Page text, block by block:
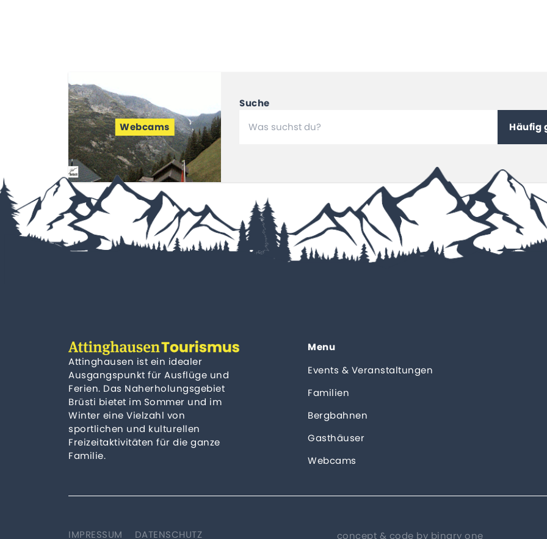
Webcams
Suche
Häufig
Attinghausen ist ein idealer
Ausgangspunkt für Ausflüge und
Ferien. Das Naherholungsgebiet
Brüsti bietet im Sommer und im
Winter eine Vielzahl von
sportlichen und kulturellen
Freizeitaktivitäten für die ganze
Familie.
Menu
Events & Veranstaltungen
Familien
Bergbahnen
Gasthäuser
Webcams
IMPRESSUM DATENSCHUTZ concept & code by binary one